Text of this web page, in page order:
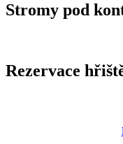
Stromy pod
Rezervace